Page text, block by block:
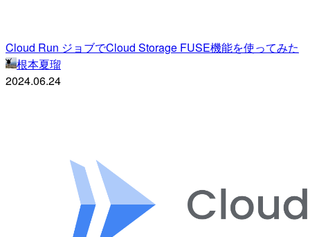
Cloud Run ジョブでCloud Storage FUSE機能を使ってみた
根本夏瑠
2024.06.24